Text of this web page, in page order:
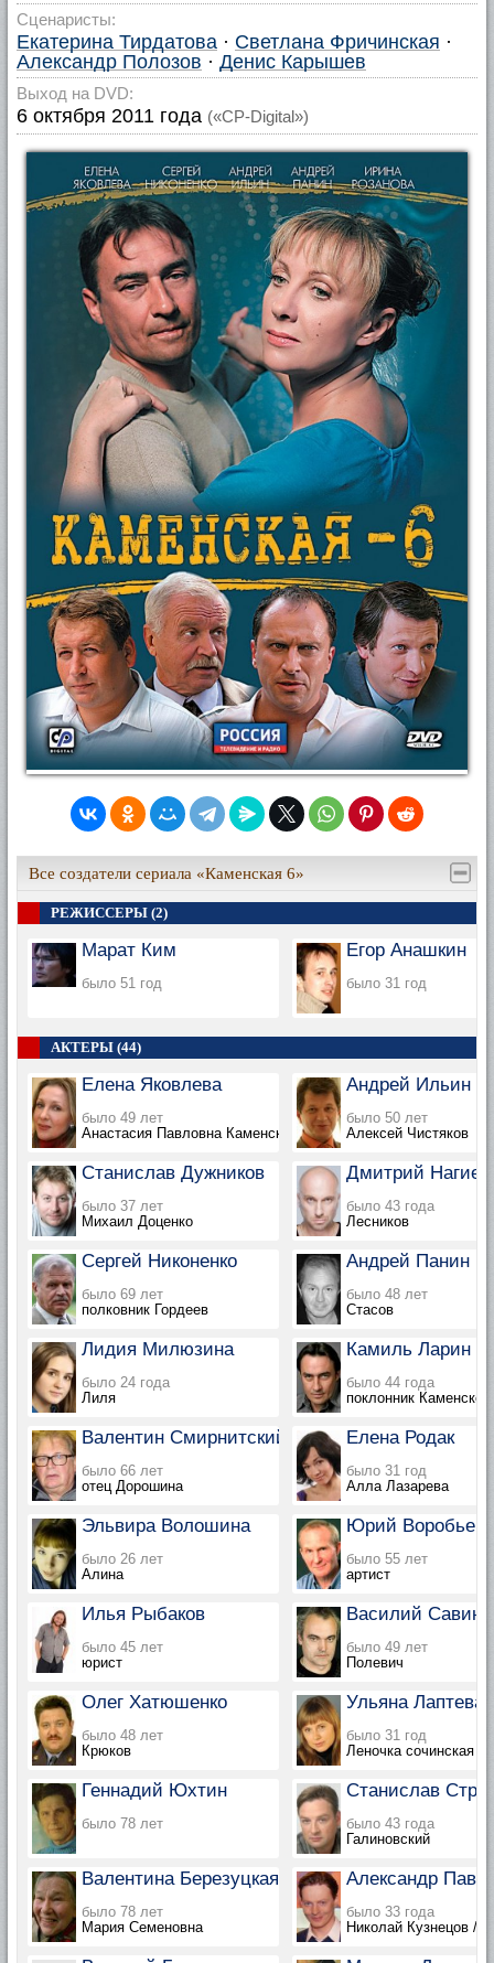
Сценаристы:
Екатерина Тирдатова · Светлана Фричинская ·
Александр Полозов · Денис Карышев
Выход на DVD:
6 октября 2011 года («CP-Digital»)
Все создатели сериала «Каменская 6»
РЕЖИССЕРЫ (2)
Марат Ким
было 51 год
Егор Анашкин
было 31 год
АКТЕРЫ (44)
Елена Яковлева
было 49 лет
Анастасия Павловна Каменская
Андрей Ильин
было 50 лет
Алексей Чистяков
Станислав Дужников
было 37 лет
Михаил Доценко
Дмитрий Нагиев
было 43 года
Лесников
Сергей Никоненко
было 69 лет
полковник Гордеев
Андрей Панин
было 48 лет
Стасов
Лидия Милюзина
было 24 года
Лиля
Камиль Ларин
было 44 года
поклонник Каменской
Валентин Смирнитский
было 66 лет
отец Дорошина
Елена Родак
было 31 год
Алла Лазарева
Эльвира Волошина
было 26 лет
Алина
Юрий Воробьев
было 55 лет
артист
Илья Рыбаков
было 45 лет
юрист
Василий
было 49 лет
Полевич
Олег Хатюшенко
было 48 лет
Крюков
Ульяна Лаптева
было 31 год
Леночка сочинская
Геннадий Юхтин
было 78 лет
Станислав
было 43 года
Галиновский
Валентина Березуцкая
было 78 лет
Мария Семеновна
Александр
было 33 года
Николай Кузнецов /